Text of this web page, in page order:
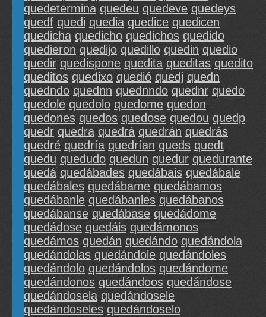
quedetermina quedeu quedeve quedeys
quedf quedi quedia quedice quedicen
quedicha quedicho quedichos quedido
quedieron quedijo quedillo quedin quedio
quedir quedispone quedita queditas quedito
queditos quedixo quedió quedj quedn
quedndo quednn quednndo quednr quedo
quedole quedolo quedome quedon
quedones quedos quedose quedou quedp
quedr quedra quedrá quedrán quedrás
quedré quedría quedrían queds quedt
quedu quedudo quedun quedur quedurante
quedá quedábades quedábais quedábale
quedábales quedábame quedábamos
quedábanle quedábanles quedábanos
quedábanse quedábase quedádome
quedádose quedáis quedámonos
quedámos quedán quedándo quedándola
quedándolas quedándole quedándoles
quedándolo quedándolos quedándome
quedándonos quedándoos quedándose
quedándosela quedándosele
quedándoseles quedándoselo